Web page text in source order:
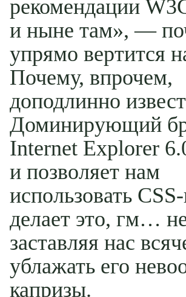
рекомендации
и ныне там», —
упрямо вертится
Почему, впрочем,
доподлинно
Доминирующий
Internet Explorer
и позволяет нам
использовать
делает это, гм…
заставляя нас
ублажать его
капризы.